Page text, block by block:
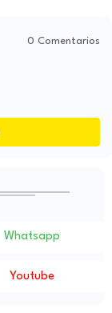
0 Comentarios
Whatsapp
Youtube